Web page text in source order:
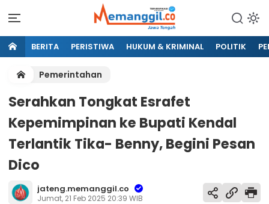
BERITA PERISTIWA HUKUM & KRIMINAL POLITIK
Pemerintahan
Serahkan Tongkat Esrafet
Kepemimpinan ke Bupati Kendal
Terlantik Tika- Benny, Begini Pesan
Dico
jateng.memanggil.co
Jumat, 21 Feb 2025 20:39 WIB